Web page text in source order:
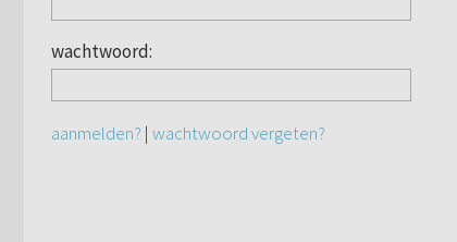
wachtwoord:
aanmelden? | wachtwoord vergeten?